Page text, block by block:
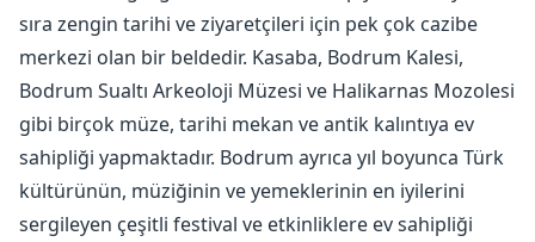
sıra zengin tarihi ve ziyaretçileri için pek çok cazibe
merkezi olan bir beldedir. Kasaba, Bodrum Kalesi,
Bodrum Sualtı Arkeoloji Müzesi ve Halikarnas Mozolesi
gibi birçok müze, tarihi mekan ve antik kalıntıya ev
sahipliği yapmaktadır. Bodrum ayrıca yıl boyunca Türk
kültürünün, müziğinin ve yemeklerinin en iyilerini
sergileyen çeşitli festival ve etkinliklere ev sahipliği